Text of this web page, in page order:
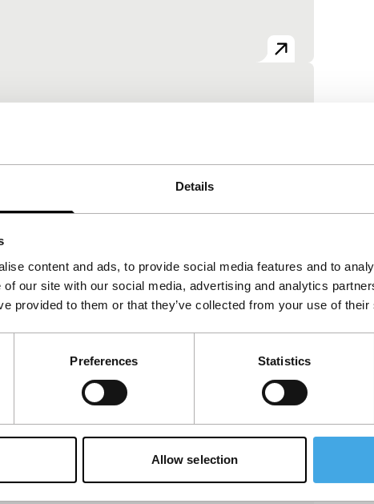
Details
content and ads, to provide social media features and to
of our site with our social media, advertising and analytics
provided to them or that they’ve collected from your use of
Preferences Statistics
Allow selection